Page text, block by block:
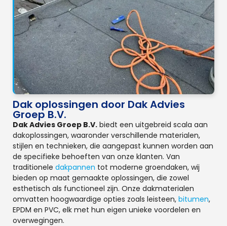
Dak oplossingen door Dak Advies
Groep B.V.
Dak Advies Groep B.V. biedt een uitgebreid scala aan
dakoplossingen, waaronder verschillende materialen,
stijlen en technieken, die aangepast kunnen worden aan
de specifieke behoeften van onze klanten. Van
traditionele dakpannen tot moderne groendaken, wij
bieden op maat gemaakte oplossingen, die zowel
esthetisch als functioneel zijn. Onze dakmaterialen
omvatten hoogwaardige opties zoals leisteen, bitumen,
EPDM en PVC, elk met hun eigen unieke voordelen en
overwegingen.